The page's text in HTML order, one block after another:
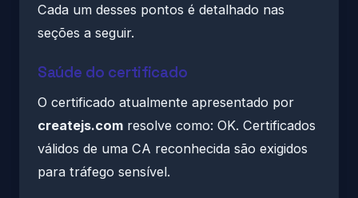
Cada um desses pontos é detalhado nas
seções a seguir.
Saúde do certificado
O certificado atualmente apresentado por
createjs.com resolve como: OK. Certificados
válidos de uma CA reconhecida são exigidos
para tráfego sensível.